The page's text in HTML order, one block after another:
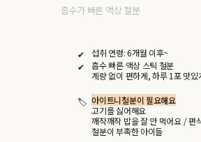
흡수가 빠른 액상 철분
섭취 연령: 6개월 이후~
흡수 빠른 액상 스틱 철분
계량 없이 편하게, 하루 1포 맛있
아이트니철분이 필요해요
고기를 싫어해요
깨작깨작 밥을 잘 안 먹어요 / 편
철분이 부족한 아이들